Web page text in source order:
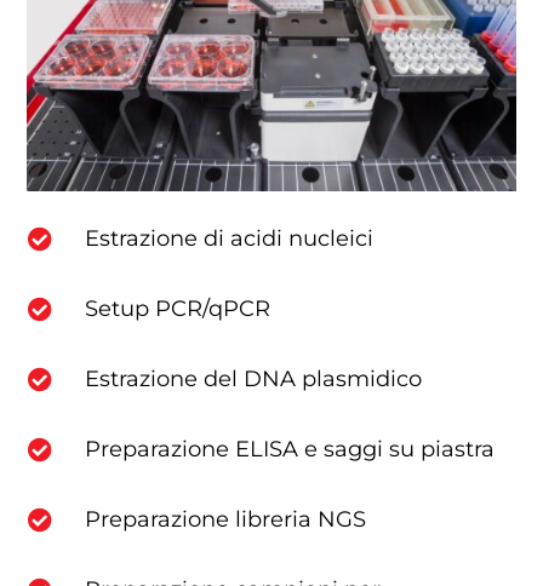
 Estrazione di acidi nucleici
 Setup PCR/qPCR
 Estrazione del DNA plasmidico
 Preparazione ELISA e saggi su piastra
 Preparazione libreria NGS